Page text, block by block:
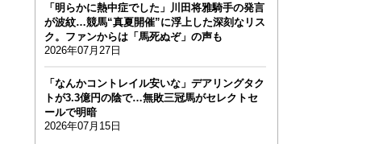
「明らかに熱中症でした」川田将雅騎手の発言
が波紋…競馬“真夏開催”に浮上した深刻なリス
ク。ファンからは「馬死ぬぞ」の声も
2026年07月27日
「なんかコントレイル安いな」デアリングタク
トが3.3億円の陰で…無敗三冠馬がセレクトセ
ールで明暗
2026年07月15日